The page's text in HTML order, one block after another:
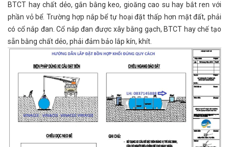
BTCT hay chất dẻo, gắn bằng keo, gioăng cao su hay bắt ren với
phần vỏ bể. Trường hợp nắp bể tự hoại đặt thấp hơn mặt đất, phải
có cổ nắp đan. Cổ nắp đan được xây bằng gạch, BTCT hay chế tạo
sẵn bằng chất dẻo, phải đảm bảo lắp kín, khít.